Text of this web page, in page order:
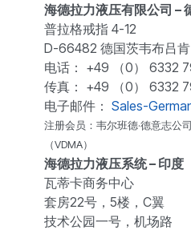
海德拉力液压有限公司 –
普拉格戒指 4-12
D-66482 德国茨韦布吕肯
电话： +49 （0） 6332
传真： +49 （0） 6332
电子邮件： Sales-
注册会员：韦尔班德·德意志公
（VDMA）
海德拉力液压系统 – 印度
瓦蒂卡商务中心
套房22号，5楼，C翼
技术公园一号，机场路